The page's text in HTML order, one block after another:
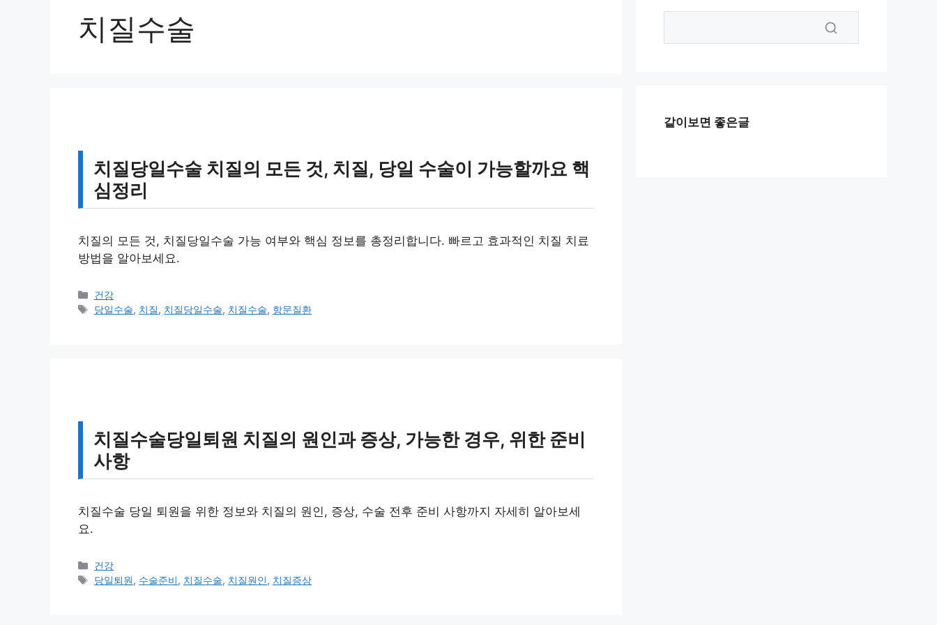
치질수술
치질당일수술 치질의 모든 것, 치질, 당일 수술이 가능할까요 핵
심정리
치질의 모든 것, 치질당일수술 가능 여부와 핵심 정보를 총정리합니다. 빠르고 효과적인 치질 치료
방법을 알아보세요.
카
테
건강
태
당일수술, 치질, 치질당일수술, 치질수술, 항문질환
치질수술당일퇴원 치질의 원인과 증상, 가능한 경우, 위한 준비
사항
치질수술 당일 퇴원을 위한 정보와 치질의 원인, 증상, 수술 전후 준비 사항까지 자세히 알아보세
요.
카
테
건강
태
당일퇴원, 수술준비, 치질수술, 치질원인, 치질증상
같이보면 좋은글